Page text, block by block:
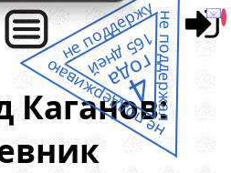
Каганов:не поддержал
не поддерживаю
не поддержу
4
года
165 дней